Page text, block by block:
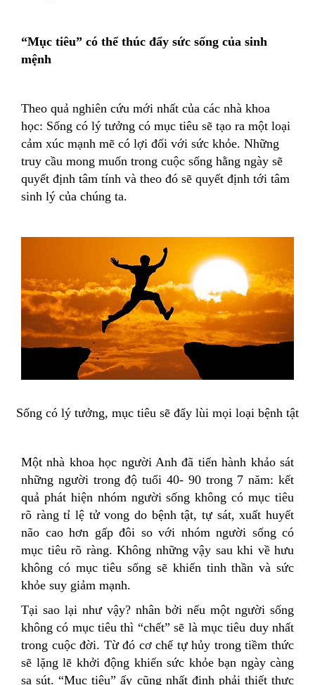
“Mục tiêu” có thể thúc đẩy sức sống của sinh
mệnh
Theo quả nghiên cứu mới nhất của các nhà khoa
học: Sống có lý tưởng có mục tiêu sẽ tạo ra một loại
cảm xúc mạnh mẽ có lợi đối với sức khỏe. Những
truy cầu mong muốn trong cuộc sống hằng ngày sẽ
quyết định tâm tính và theo đó sẽ quyết định tới tâm
sinh lý của chúng ta.
Sống có lý tưởng, mục tiêu sẽ đẩy lùi mọi loại bệnh tật
Một nhà khoa học người Anh đã tiến hành khảo sát
những người trong độ tuổi 40- 90 trong 7 năm: kết
quả phát hiện nhóm người sống không có mục tiêu
rõ ràng tỉ lệ tử vong do bệnh tật, tự sát, xuất huyết
não cao hơn gấp đôi so với nhóm người sống có
mục tiêu rõ ràng. Không những vậy sau khi về hưu
không có mục tiêu sống sẽ khiến tinh thần và sức
khỏe suy giảm mạnh.
Tại sao lại như vậy? nhân bởi nếu một người sống
không có mục tiêu thì “chết” sẽ là mục tiêu duy nhất
trong cuộc đời. Từ đó cơ chế tự hủy trong tiềm thức
sẽ lặng lẽ khởi động khiến sức khỏe bạn ngày càng
sa sút. “Mục tiêu” ấy cũng nhất định phải thiết thực